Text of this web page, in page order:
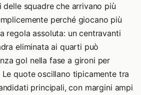
squadre che arrivano più
perché giocano più
regola assoluta: un centravanti
eliminata ai quarti può
gol nella fase a gironi per
quote oscillano tipicamente tra
principali, con margini ampi